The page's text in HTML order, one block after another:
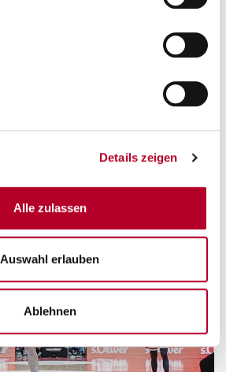
Details zeigen
Alle zulassen
Auswahl erlauben
Ablehnen